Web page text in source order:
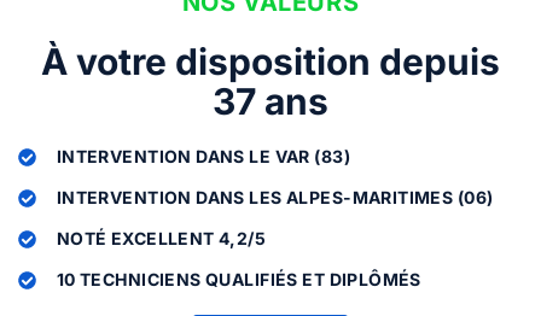
À votre disposition depuis
37 ans
INTERVENTION DANS LE VAR (83)
INTERVENTION DANS LES ALPES-MARITIMES (06)
NOTÉ EXCELLENT 4,2/5
10 TECHNICIENS QUALIFIÉS ET DIPLÔMÉS